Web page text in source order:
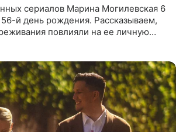
сериалов Марина Могилевская 6
56-й день рождения. Рассказываем,
повлияли на ее личную